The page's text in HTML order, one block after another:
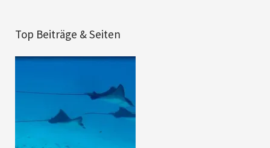
Top Beiträge & Seiten